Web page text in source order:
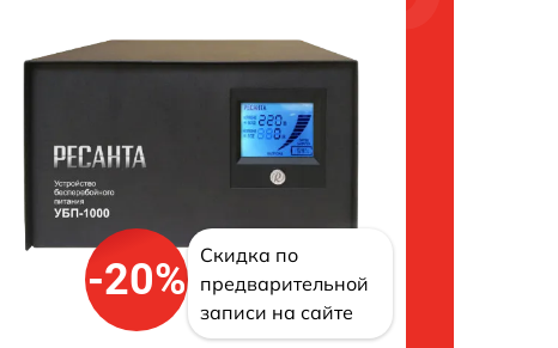
-20%
Скидка по
предварительной
записи на сайте